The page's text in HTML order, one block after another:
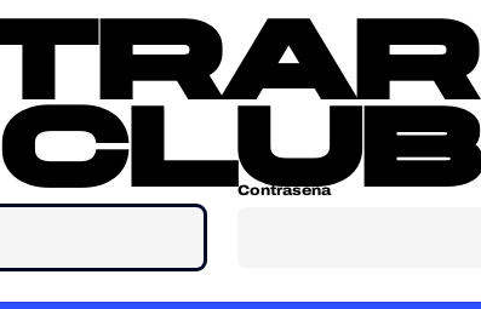
Contraseña